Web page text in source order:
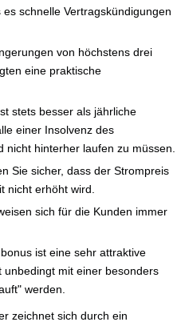
schnelle Vertragskündigungen
von höchstens drei
eine praktische
stets besser als jährliche
einer Insolvenz des
nicht hinterher laufen zu müssen.
Sie sicher, dass der Strompreis
nicht erhöht wird.
sich für die Kunden immer
ist eine sehr attraktive
unbedingt mit einer besonders
werden.
zeichnet sich durch ein